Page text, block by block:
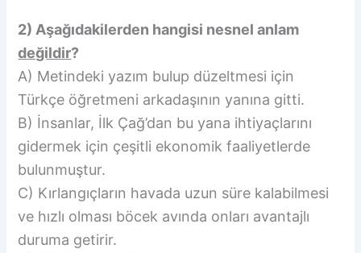
2) Aşağıdakilerden hangisi nesnel anlam
değildir?
A) Metindeki yazım bulup düzeltmesi için
Türkçe öğretmeni arkadaşının yanına gitti.
B) İnsanlar, İlk Çağ’dan bu yana ihtiyaçlarını
gidermek için çeşitli ekonomik faaliyetlerde
bulunmuştur.
C) Kırlangıçların havada uzun süre kalabilmesi
ve hızlı olması böcek avında onları avantajlı
duruma getirir.